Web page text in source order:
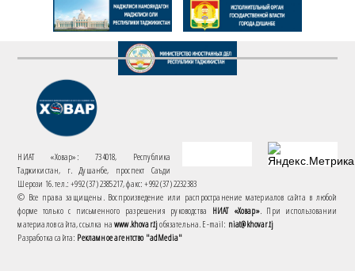
НИАТ «Ховар»: 734018, Республика
Таджикистан, г. Душанбе, проспект Саъди
Шерози 16. тел.: +992 (37) 2385217, факс: +992 (37) 2232383
© Все права защищены. Воспроизведение или распространение материалов сайта в любой
форме только с письменного разрешения руководства НИАТ «Ховар». При использовании
материалов сайта, ссылка наwww.khovar.tjобязательна. E-mail: niat@khovar.tj
Разработка сайта: Рекламное агентство "adMedia"